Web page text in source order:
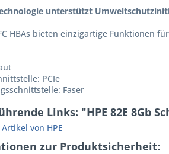
unterstützt
HBAs bieten einzigartige Funktionen
PCIe
Faser
Links: "HPE 82E 8Gb
von HPE
zur Produktsicherheit: